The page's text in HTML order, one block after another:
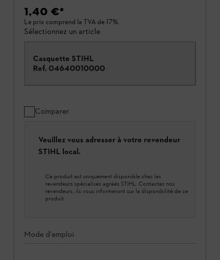
1,40 €*
Le prix comprend la TVA de 17%.
Sélectionnez un article
Casquette STIHL
Ref. 04640010000
Comparer
Veuillez vous adresser à votre revendeur
STIHL local.
Ce produit est uniquement disponible chez les
revendeurs spécialisés agréés STIHL. Contactez nos
revendeurs, ils vous informeront sur la disponibilité de ce
produit.
Mode d'emploi